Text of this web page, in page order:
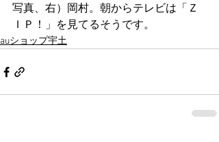
写真、右）岡村。朝からテレビは「Ｚ
ＩＰ！」を見てるそうです。
auショップ宇土